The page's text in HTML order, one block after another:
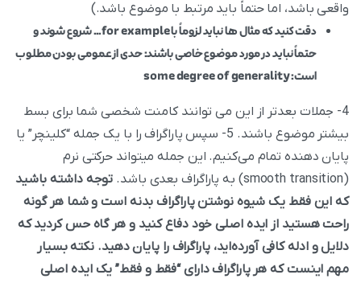
واقعی باشد، اما حتماً باید مرتبط با موضوع باشد.)
دقت کنید که مثال ها نباید لزوماً با for example… شروع شوند و
حتماً نباید در مورد موضوع خاصی باشند: حدی از عمومی بودن مطلوب
است: some degree of generality
4- جملات بعدتر از این می توانند کامنت شخصی شما برای بسط
بیشتر موضوع باشند. 5- سپس پاراگراف را با یک جمله “کلینچر” یا
پایان دهنده تمام می‌کنیم. این جمله میتواند حرکتی نرم
(smooth transition) به پاراگراف بعدى باشد.
توجه داشته باشید
که این فقط یک شیوه نوشتن پاراگراف بدنه است و شما هر گونه
راحت هستید از ایده اصلی خود دفاع کنید و هر گاه حس کردید که
دلایل و ادله کافی آورده‌اید، پاراگراف را پایان دهید. نکته بسیار
مهم اینست که هر پاراگراف داراى “فقط و فقط” یک ایده اصلی